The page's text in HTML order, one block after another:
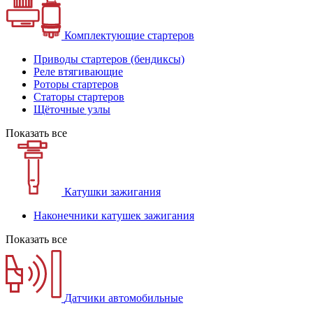
Комплектующие стартеров
Приводы стартеров (бендиксы)
Реле втягивающие
Роторы стартеров
Статоры стартеров
Щёточные узлы
Показать все
Катушки зажигания
Наконечники катушек зажигания
Показать все
Датчики автомобильные